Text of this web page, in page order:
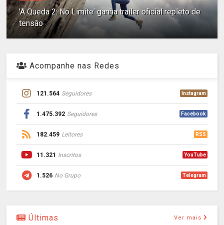
'A Queda 2: No Limite' ganha trailer oficial repleto de
tensão
Acompanhe nas Redes
121.564 Seguidores Instagram
1.475.392 Seguidores Facebook
182.459 Leitores RSS
11.321 Inscritos YouTube
1.526 No Grupo Telegram
Últimas Ver mais